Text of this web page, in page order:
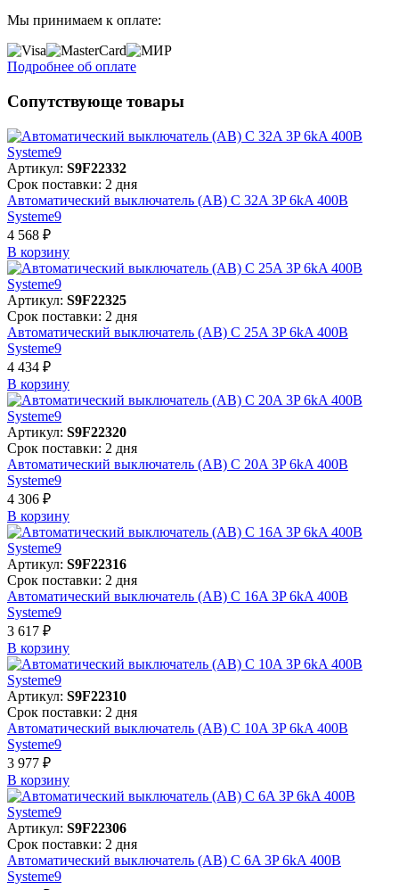
Мы принимаем к оплате:
Подробнее об оплате
Сопутствующе товары
Артикул: S9F22332
Срок поставки: 2 дня
Автоматический выключатель (АВ) C 32A 3P 6kA 400В
Systeme9
4 568 ₽
В корзинy
Артикул: S9F22325
Срок поставки: 2 дня
Автоматический выключатель (АВ) C 25A 3P 6kA 400В
Systeme9
4 434 ₽
В корзинy
Артикул: S9F22320
Срок поставки: 2 дня
Автоматический выключатель (АВ) C 20A 3P 6kA 400В
Systeme9
4 306 ₽
В корзинy
Артикул: S9F22316
Срок поставки: 2 дня
Автоматический выключатель (АВ) C 16A 3P 6kA 400В
Systeme9
3 617 ₽
В корзинy
Артикул: S9F22310
Срок поставки: 2 дня
Автоматический выключатель (АВ) C 10A 3P 6kA 400В
Systeme9
3 977 ₽
В корзинy
Артикул: S9F22306
Срок поставки: 2 дня
Автоматический выключатель (АВ) C 6A 3P 6kA 400В
Systeme9